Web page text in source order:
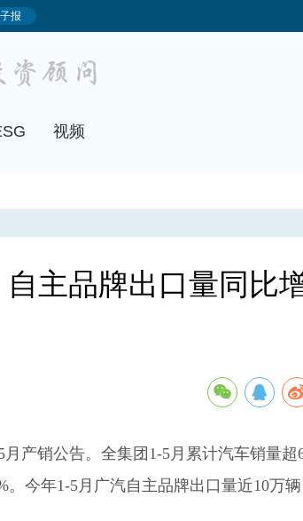
主品牌出口量同比
产销公告。全集团1-5月累计汽车销量超
。今年1-5月广汽自主品牌出口量近10万